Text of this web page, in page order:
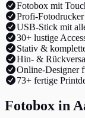
Fotobox mit
Profi-
USB-Stick mit
30+ lustige
Stativ &
Hin- &
Online-Designer
73+ fertige
Fotobox in